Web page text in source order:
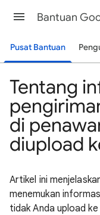
Pusat Bantuan
Tentang
di
diupload
Artikel ini
menemukan
tidak Anda upload